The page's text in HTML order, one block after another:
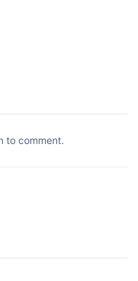
to comment.